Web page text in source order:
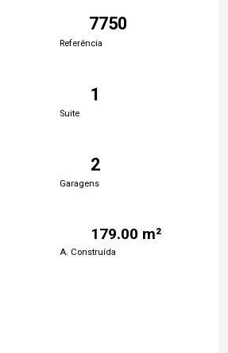
7750
Referência
1
Suite
2
Garagens
179.00 m²
A. Construída